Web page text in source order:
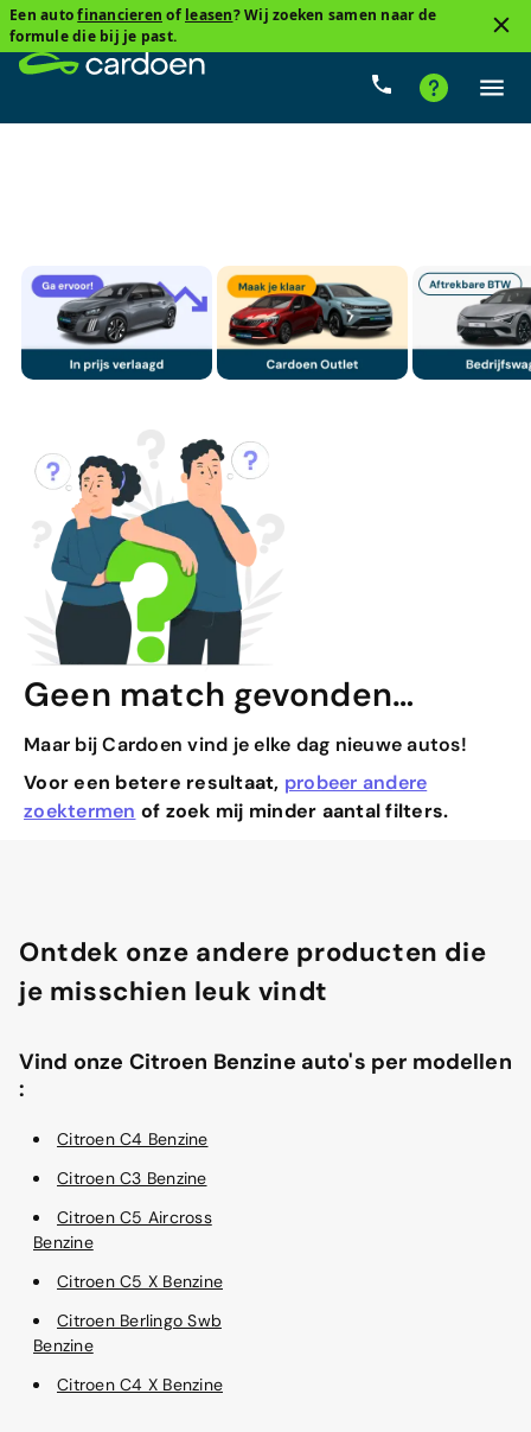
Een autofinancieren of leasen? Wij zoeken samen naar de
formule die bij je past.
Cardoenprijs
Geen match gevonden…
Maar bij Cardoen vind je elke dag nieuwe autos!
Voor een betere resultaat, probeer andere
zoektermen of zoek mij minder aantal filters.
Ontdek onze andere producten die
je misschien leuk vindt
Vind onze Citroen Benzine auto's per modellen
:
Citroen C4 Benzine
Citroen C3 Benzine
Citroen C5 Aircross
Benzine
Citroen C5 X Benzine
Citroen Berlingo Swb
Benzine
Citroen C4 X Benzine